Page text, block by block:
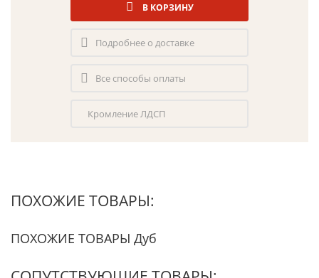
В КОРЗИНУ
Подробнее о доставке
Все способы оплаты
Кромление ЛДСП
ПОХОЖИЕ ТОВАРЫ:
ПОХОЖИЕ ТОВАРЫ Дуб